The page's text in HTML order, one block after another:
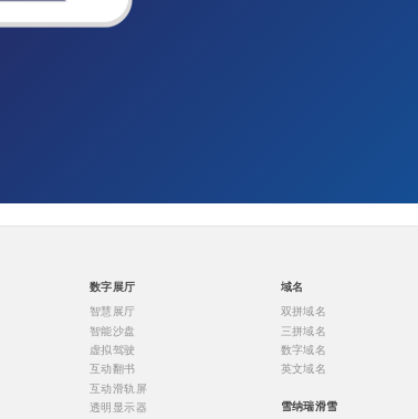
数字展厅
智慧展厅
智能沙盘
虚拟驾驶
互动翻书
互动滑轨屏
透明显示器
域名
双拼域名
三拼域名
数字域名
英文域名
雪纳瑞滑雪